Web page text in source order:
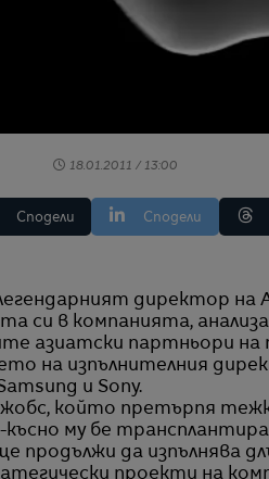
18.01.2011 / 13:00
Сподели Сподели
си в компанията,
азиатски партньори
на изпълнителния
и Sony.
който претърпя
му бе
продължи да изпълнява
проекти на